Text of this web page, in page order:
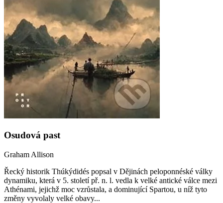
Osudová past
Graham Allison
Řecký historik Thúkýdidés popsal v Dějinách peloponnéské války
dynamiku, která v 5. století př. n. l. vedla k velké antické válce mezi
Athénami, jejichž moc vzrůstala, a dominující Spartou, u níž tyto
změny vyvolaly velké obavy...